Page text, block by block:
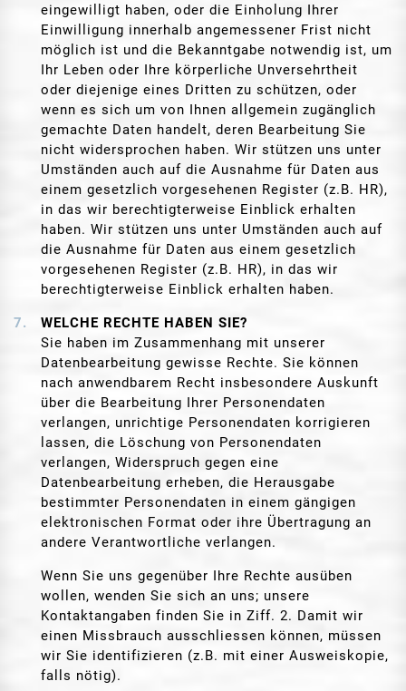
eingewilligt haben, oder die Einholung Ihrer
Einwilligung innerhalb angemessener Frist nicht
möglich ist und die Bekanntgabe notwendig ist, um
Ihr Leben oder Ihre körperliche Unversehrtheit
oder diejenige eines Dritten zu schützen, oder
wenn es sich um von Ihnen allgemein zugänglich
gemachte Daten handelt, deren Bearbeitung Sie
nicht widersprochen haben. Wir stützen uns unter
Umständen auch auf die Ausnahme für Daten aus
einem gesetzlich vorgesehenen Register (z.B. HR),
in das wir berechtigterweise Einblick erhalten
haben. Wir stützen uns unter Umständen auch auf
die Ausnahme für Daten aus einem gesetzlich
vorgesehenen Register (z.B. HR), in das wir
berechtigterweise Einblick erhalten haben.
WELCHE RECHTE HABEN SIE?
Sie haben im Zusammenhang mit unserer
Datenbearbeitung gewisse Rechte. Sie können
nach anwendbarem Recht insbesondere Auskunft
über die Bearbeitung Ihrer Personendaten
verlangen, unrichtige Personendaten korrigieren
lassen, die Löschung von Personendaten
verlangen, Widerspruch gegen eine
Datenbearbeitung erheben, die Herausgabe
bestimmter Personendaten in einem gängigen
elektronischen Format oder ihre Übertragung an
andere Verantwortliche verlangen.
Wenn Sie uns gegenüber Ihre Rechte ausüben
wollen, wenden Sie sich an uns; unsere
Kontaktangaben finden Sie in Ziff. 2. Damit wir
einen Missbrauch ausschliessen können, müssen
wir Sie identifizieren (z.B. mit einer Ausweiskopie,
falls nötig).